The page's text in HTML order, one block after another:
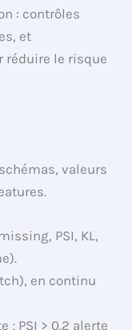
: contrôles
et
réduire le risque
valeurs
PSI, KL,
en continu
; PSI > 0.2 alerte